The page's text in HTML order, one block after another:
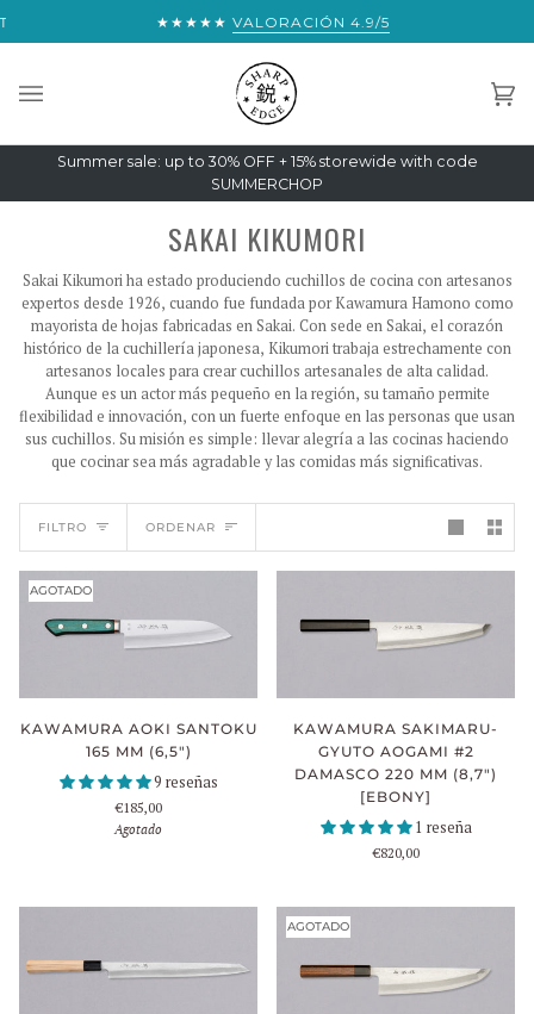
al
ENVÍO EXPRESS MUNDIAL GRATUITO:€300
★★★★★ VALORACIÓN 4.9/5
Summer sale: up to 30% OFF + 15% storewide with code
SUMMERCHOP
SAKAI KIKUMORI
Sakai Kikumori ha estado produciendo cuchillos de cocina con artesanos
expertos desde 1926, cuando fue fundada por Kawamura Hamono como
mayorista de hojas fabricadas en Sakai. Con sede en Sakai, el corazón
histórico de la cuchillería japonesa, Kikumori trabaja estrechamente con
artesanos locales para crear cuchillos artesanales de alta calidad.
Aunque es un actor más pequeño en la región, su tamaño permite
flexibilidad e innovación, con un fuerte enfoque en las personas que usan
sus cuchillos. Su misión es simple: llevar alegría a las cocinas haciendo
que cocinar sea más agradable y las comidas más significativas.
FILTRO ORDENAR
ORDENAR
AGOTADO
KAWAMURA AOKI SANTOKU
165 MM (6,5")
9 reseñas
€185,00
Agotado
KAWAMURA SAKIMARU-
GYUTO AOGAMI #2
DAMASCO 220 MM (8,7")
[EBONY]
1 reseña
€820,00
AGOTADO